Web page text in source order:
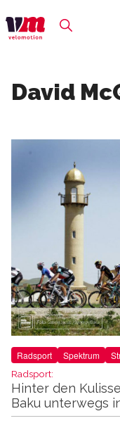
David
Radsport Spektrum
Radsport:
Hinter den
Baku unterwegs